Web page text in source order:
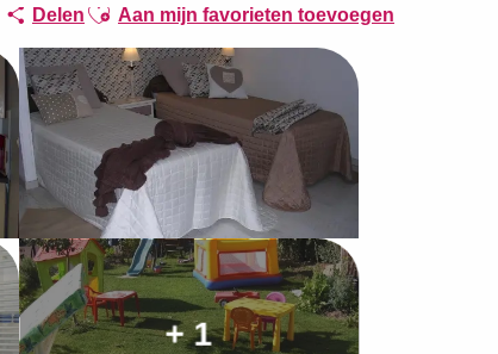
Delen Ajouter aux favoris
Aan mijn favorieten toevoegen
+ 1